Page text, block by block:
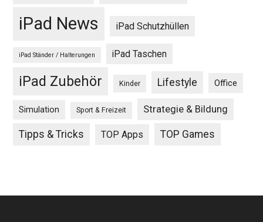
iPad News iPad Schutzhüllen
iPad Ständer / Halterungen iPad Taschen
iPad Zubehör Kinder Lifestyle Office
Simulation Sport & Freizeit Strategie & Bildung
Tipps & Tricks TOP Apps TOP Games